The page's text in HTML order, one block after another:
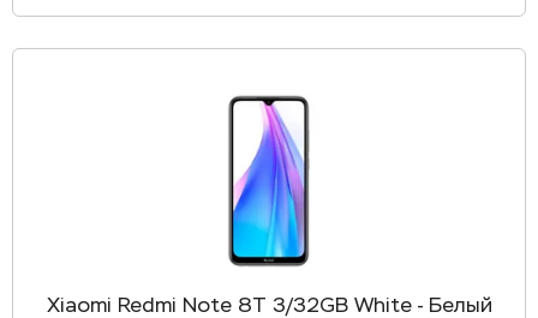
Xiaomi Redmi Note 8T 3/32GB White - Белый